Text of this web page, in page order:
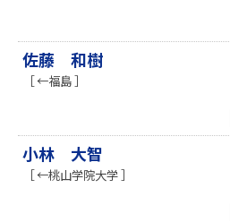
佐藤 和樹
［ ←福島 ］
小林 大智
［ ←桃山学院大学 ］